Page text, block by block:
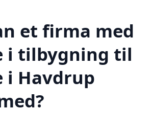
et firma med
i tilbygning til
i Havdrup